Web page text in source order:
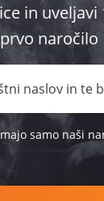
in uveljavi
naročilo
samo naši